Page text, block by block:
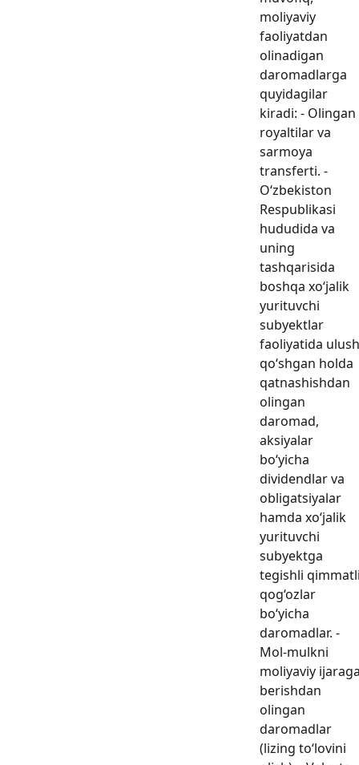
moliyaviy
faoliyatdan
olinadigan
daromadlarga
quyidagilar
kiradi: - Olingan
royaltilar va
sarmoya
transferti. -
O‘zbekiston
Respublikasi
hududida va
uning
tashqarisida
boshqa xo‘jalik
yurituvchi
subyektlar
faoliyatida ulush
qo‘shgan holda
qatnashishdan
olingan
daromad,
aksiyalar
bo‘yicha
dividendlar va
obligatsiyalar
hamda xo‘jalik
yurituvchi
subyektga
tegishli
qog‘ozlar
bo‘yicha
daromadlar. -
Mol-mulkni
moliyaviy
berishdan
olingan
daromadlar
(lizing to‘lovini